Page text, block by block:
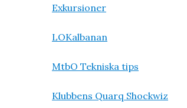
Exkursioner
LOKalbanan
MtbO Tekniska tips
Klubbens Quarq Shockwiz